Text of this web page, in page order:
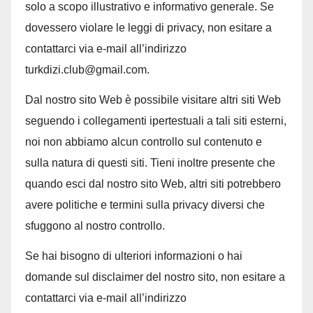
solo a scopo illustrativo e informativo generale. Se
dovessero violare le leggi di privacy, non esitare a
contattarci via e-mail all’indirizzo
turkdizi.club@gmail.com.
Dal nostro sito Web è possibile visitare altri siti Web
seguendo i collegamenti ipertestuali a tali siti esterni,
noi non abbiamo alcun controllo sul contenuto e
sulla natura di questi siti. Tieni inoltre presente che
quando esci dal nostro sito Web, altri siti potrebbero
avere politiche e termini sulla privacy diversi che
sfuggono al nostro controllo.
Se hai bisogno di ulteriori informazioni o hai
domande sul disclaimer del nostro sito, non esitare a
contattarci via e-mail all’indirizzo